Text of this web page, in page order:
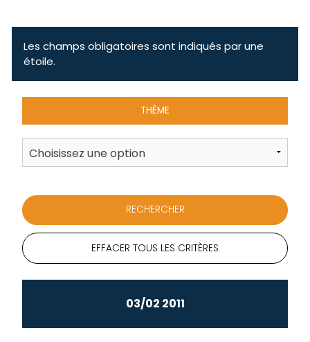
Les champs obligatoires sont indiqués par une
étoile.
THÈME
EFFACER TOUS LES CRITÈRES
03/02 2011